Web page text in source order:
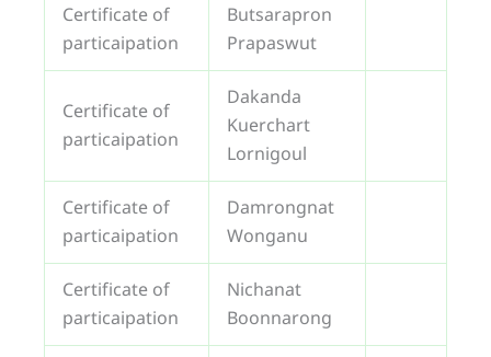
Certificate of
particaipation
Butsarapron
Prapaswut
Certificate of
particaipation
Dakanda
Kuerchart
Lornigoul
Certificate of
particaipation
Damrongnat
Wonganu
Certificate of
particaipation
Nichanat
Boonnarong